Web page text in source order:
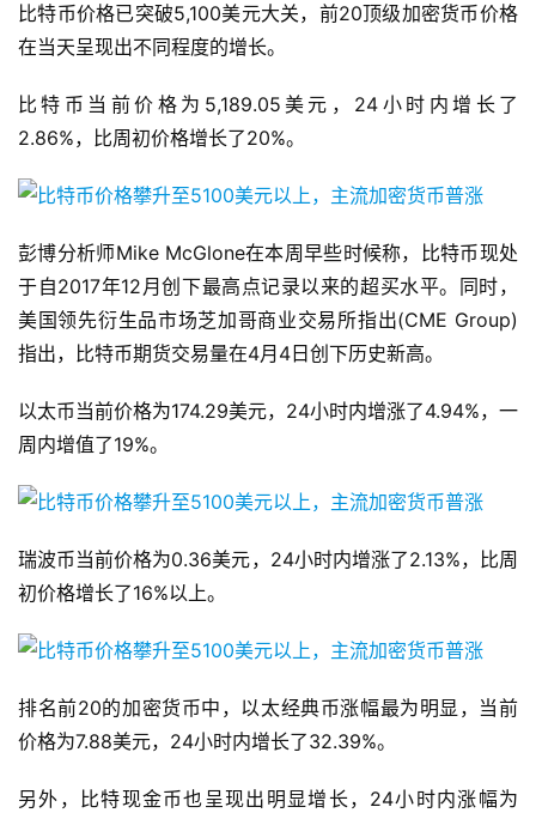
比特币价格已突破5,100美元大关，前20顶级加密货币价格
在当天呈现出不同程度的增长。
比特币当前价格为5,189.05美元，24小时内增长了
2.86%，比周初价格增长了20%。
彭博分析师Mike McGlone在本周早些时候称，比特币现处
于自2017年12月创下最高点记录以来的超买水平。同时，
美国领先衍生品市场芝加哥商业交易所指出(CME Group)
指出，比特币期货交易量在4月4日创下历史新高。
以太币当前价格为174.29美元，24小时内增涨了4.94%，一
周内增值了19%。
瑞波币当前价格为0.36美元，24小时内增涨了2.13%，比周
初价格增长了16%以上。
排名前20的加密货币中，以太经典币涨幅最为明显，当前
价格为7.88美元，24小时内增长了32.39%。
另外，比特现金币也呈现出明显增长，24小时内涨幅为